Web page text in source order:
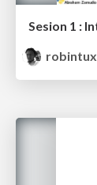
robintux